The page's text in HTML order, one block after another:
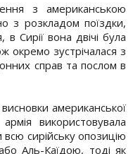
з американською
з розкладом поїздки,
в Сирії вона двічі була
зустрічалася з
справ та послом в
американської
використовувала
всю сирійську опозицію
Аль-Каїдою, тоді як